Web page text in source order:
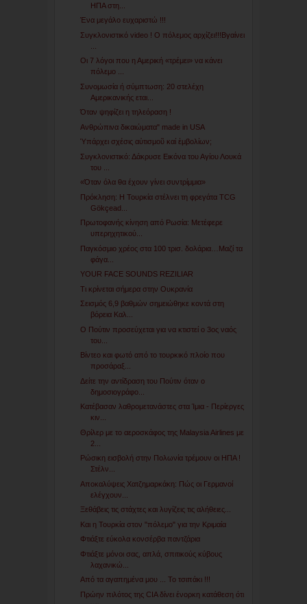
ΗΠΑ στη...
Ένα μεγάλο ευχαριστώ !!!
Συγκλονιστικό video ! O πόλεμος αρχίζει!!!Βγαίνει
Οι 7 λόγοι που η Αμερική «τρέμει» να κάνει
πόλεμο ...
Συνομωσία ή σύμπτωση: 20 στελέχη
Αμερικανικής εται...
Όταν ψηφίζει η τηλεόραση !
Ανθρώπινα δικαιώματα" made in USA
Ὑπάρχει σχέσις αὐτισμοῦ καί ἐμβολίων;
Συγκλονιστικό: Δάκρυσε Εικόνα του Αγίου Λουκά
του ...
«Όταν όλα θα έχουν γίνει συντρίμμια»
Πρόκληση: Η Τουρκία στέλνει τη φρεγάτα TCG
Gökçead...
Πρωτοφανής κίνηση από Ρωσία: Μετέφερε
υπερηχητικού...
Παγκόσμιο χρέος στα 100 τρισ. δολάρια…Μαζί τα
φάγα...
YOUR FACE SOUNDS REZILIAR
Τι κρίνεται σήμερα στην Ουκρανία
Σεισμός 6,9 βαθμών σημειώθηκε κοντά στη
βόρεια Καλ...
Ο Πούτιν προσεύχεται για να κτιστεί ο 3ος ναός
του...
Βίντεο και φωτό από το τουρκικό πλοίο που
προσάραξ...
Δείτε την αντίδραση του Πούτιν όταν ο
δημοσιογράφο...
Κατέβασαν λαθρομετανάστες στα Ίμια - Περίεργες
κιν...
Θρίλερ με το αεροσκάφος της Malaysia Airlines με
2...
Ρώσικη εισβολή στην Πολωνία τρέμουν οι ΗΠΑ !
Στέλν...
Αποκαλύψεις Χατζημαρκάκη: Πώς οι Γερμανοί
ελέγχουν...
Ξεθάβεις τις στάχτες και λυγίζεις τις αλήθειες...
Και η Τουρκία στον "πόλεμο" για την Κριμαία
Φτιάξτε εύκολα κονσέρβα παντζάρια
Φτιάξτε μόνοι σας, απλά, σπιτικούς κύβους
λαχανικώ...
Από τα αγαπημένα μου ... Το τσιπάκι !!!
Πρώην πιλότος της CIA δίνει ένορκη κατάθεση ότι